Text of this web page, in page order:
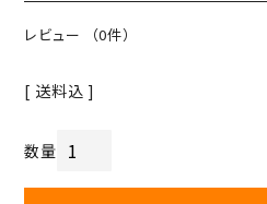
レビュー （0件）
送料込